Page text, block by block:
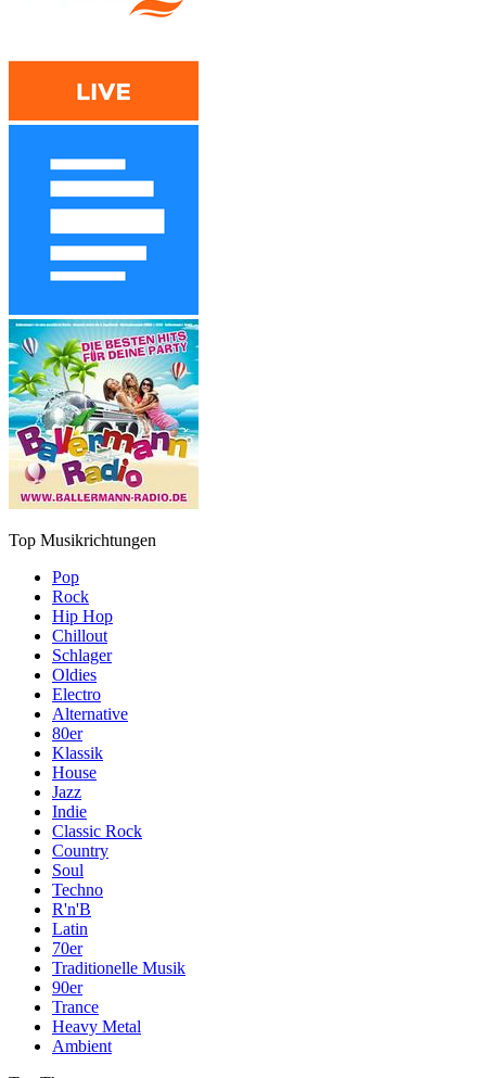
Top Musikrichtungen
Pop
Rock
Hip Hop
Chillout
Schlager
Oldies
Electro
Alternative
80er
Klassik
House
Jazz
Indie
Classic Rock
Country
Soul
Techno
R'n'B
Latin
70er
Traditionelle Musik
90er
Trance
Heavy Metal
Ambient